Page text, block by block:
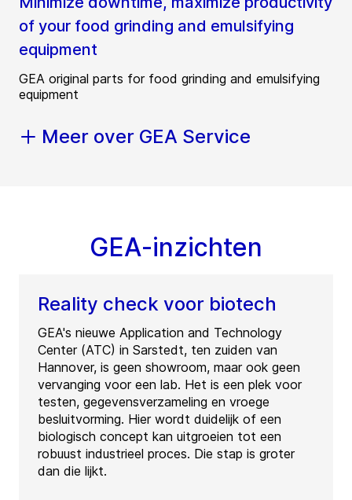
of your food grinding and emulsifying
equipment
GEA original parts for food grinding and emulsifying
equipment
Meer over GEA Service
GEA-inzichten
Reality check voor biotech
GEA's nieuwe Application and Technology
Center (ATC) in Sarstedt, ten zuiden van
Hannover, is geen showroom, maar ook geen
vervanging voor een lab. Het is een plek voor
testen, gegevensverzameling en vroege
besluitvorming. Hier wordt duidelijk of een
biologisch concept kan uitgroeien tot een
robuust industrieel proces. Die stap is groter
dan die lijkt.